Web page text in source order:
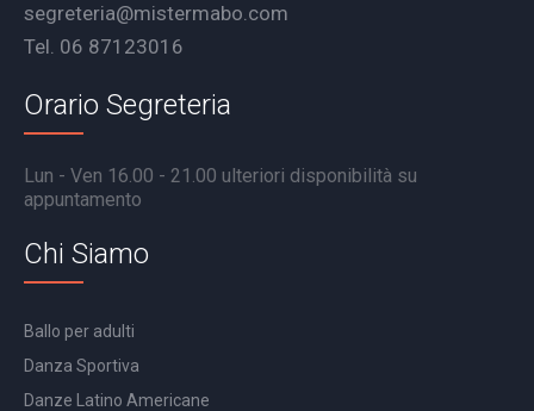
segreteria@mistermabo.com
Tel. 06 87123016
Orario Segreteria
Lun - Ven 16.00 - 21.00 ulteriori disponibilità su
appuntamento
Chi Siamo
Ballo per adulti
Danza Sportiva
Danze Latino Americane